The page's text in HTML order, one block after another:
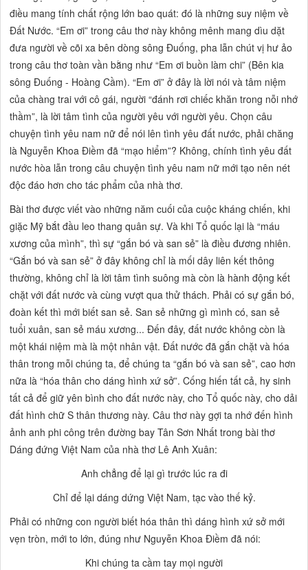
điều mang tính chất rộng lớn bao quát: đó là những suy niệm về
Đất Nước. “Em ơi” trong câu thơ này không mênh mang dìu dặt
đưa người về cõi xa bên dòng sông Đuống, pha lẫn chút vị hư ảo
trong câu thơ toàn vần bằng như “Em ơi buồn làm chi” (Bên kia
sông Đuống - Hoàng Cầm). “Em ơi” ở đây là lời nói và tâm niệm
của chàng trai với cô gái, người “đánh rơi chiếc khăn trong nỗi nhớ
thầm”, là lời tâm tình của người yêu với người yêu. Chọn câu
chuyện tình yêu nam nữ để nói lên tình yêu đất nước, phải chăng
là Nguyễn Khoa Điềm đã “mạo hiểm”? Không, chính tình yêu đất
nước hòa lẫn trong câu chuyện tình yêu nam nữ mới tạo nên nét
độc đáo hơn cho tác phẩm của nhà thơ.
Bài thơ được viết vào những năm cuối của cuộc kháng chiến, khi
giặc Mỹ bắt đầu leo thang quân sự. Và khi Tổ quốc lại là “máu
xương của mình”, thì sự “gắn bó và san sẻ” là điều đương nhiên.
“Gắn bó và san sẻ” ở đây không chỉ là mối dây liên kết thông
thường, không chỉ là lời tâm tình suông mà còn là hành động kết
chặt với đất nước và cùng vượt qua thử thách. Phải có sự gắn bó,
đoàn kết thì mới biết san sẻ. San sẻ những gì mình có, san sẻ
tuổi xuân, san sẻ máu xương... Đến đây, đất nước không còn là
một khái niệm mà là một nhân vật. Đất nước đã gắn chặt và hóa
thân trong mỗi chúng ta, để chúng ta “gắn bó và san sẻ”, cao hơn
nữa là “hóa thân cho dáng hình xứ sở”. Cống hiến tất cả, hy sinh
tất cả để giữ yên bình cho đất nước này, cho Tổ quốc này, cho dải
đất hình chữ S thân thương này. Câu thơ này gợi ta nhớ đến hình
ảnh anh phi công trên đường bay Tân Sơn Nhất trong bài thơ
Dáng đứng Việt Nam của nhà thơ Lê Anh Xuân:
Anh chẳng để lại gì trước lúc ra đi
Chỉ để lại dáng dứng Việt Nam, tạc vào thế kỷ.
Phải có những con người biết hóa thân thì dáng hình xứ sở mới
vẹn tròn, mới to lớn, đúng như Nguyễn Khoa Điềm đã nói:
Khi chúng ta cầm tay mọi người